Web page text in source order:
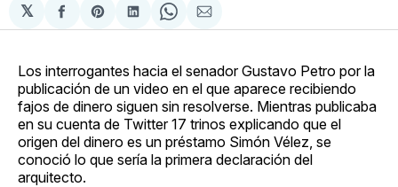
𝕏
Compartir
en
Share
on
Compartir
en
Share
on
Compartir
via
Los interrogantes hacia el senador Gustavo Petro por la
publicación de un video en el que aparece recibiendo
fajos de dinero siguen sin resolverse. Mientras publicaba
en su cuenta de Twitter 17 trinos explicando que el
origen del dinero es un préstamo Simón Vélez, se
conoció lo que sería la primera declaración del
arquitecto.